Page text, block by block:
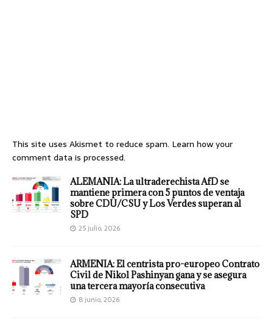
This site uses Akismet to reduce spam. Learn how your
comment data is processed.
ALEMANIA: La ultraderechista AfD se
mantiene primera con 5 puntos de ventaja
sobre CDU/CSU y Los Verdes superan al
SPD
25 julio, 2026
ARMENIA: El centrista pro-europeo Contrato
Civil de Nikol Pashinyan gana y se asegura
una tercera mayoría consecutiva
8 junio, 2026